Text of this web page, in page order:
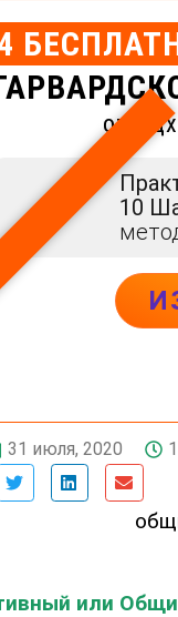
от
10
31 июля, 2020
или